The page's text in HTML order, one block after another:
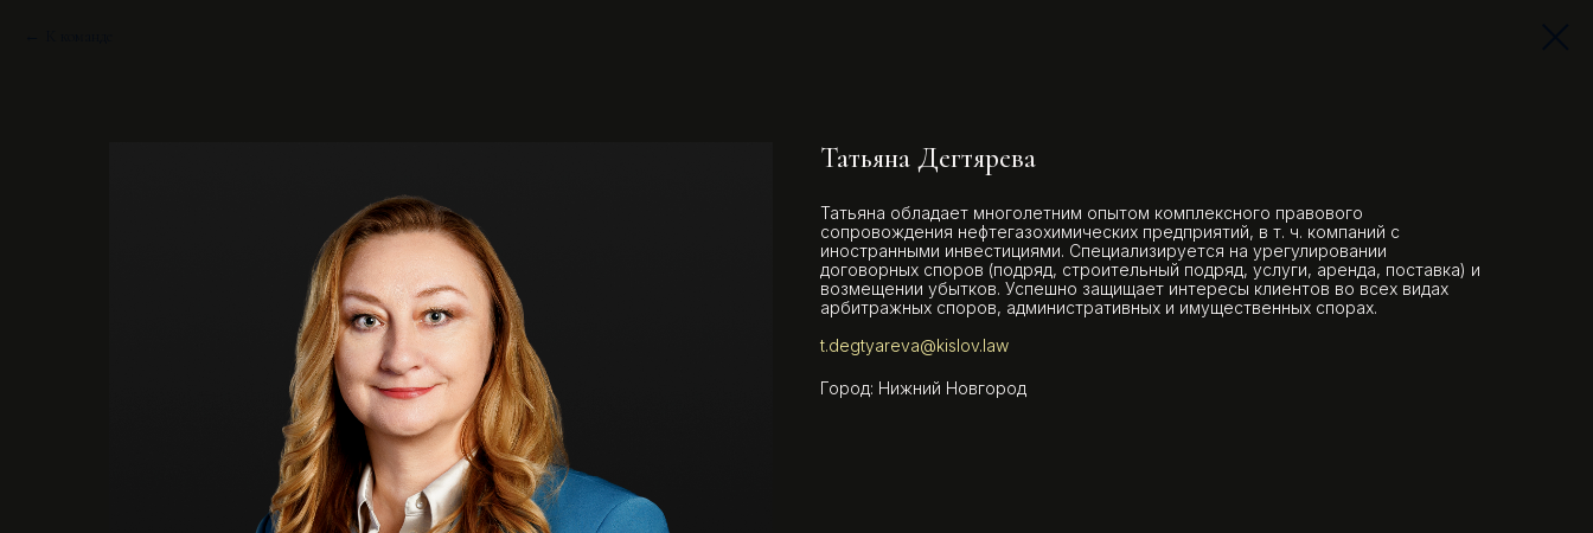
Татьяна Дегтярева
Татьяна обладает многолетним опытом комплексного правового
сопровождения нефтегазохимических предприятий, в т. ч. компаний с
иностранными инвестициями. Специализируется на урегулировании
договорных споров (подряд, строительный подряд, услуги, аренда, поставка) и
возмещении убытков. Успешно защищает интересы клиентов во всех видах
арбитражных споров, административных и имущественных спорах.
t.degtyareva@kislov.law
Город: Нижний Новгород